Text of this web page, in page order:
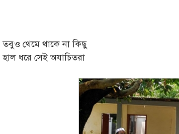
তবুও থেমে থাকে না কিছু
হাল ধরে সেই অযাচিতরা